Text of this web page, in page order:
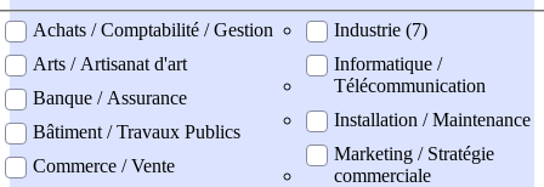
professionel
Achats / Comptabilité / Gestion
Arts / Artisanat d'art
Banque / Assurance
Bâtiment / Travaux Publics
Commerce / Vente
Industrie (7)
Informatique /
Télécommunication
Installation / Maintenance
Marketing / Stratégie
commerciale